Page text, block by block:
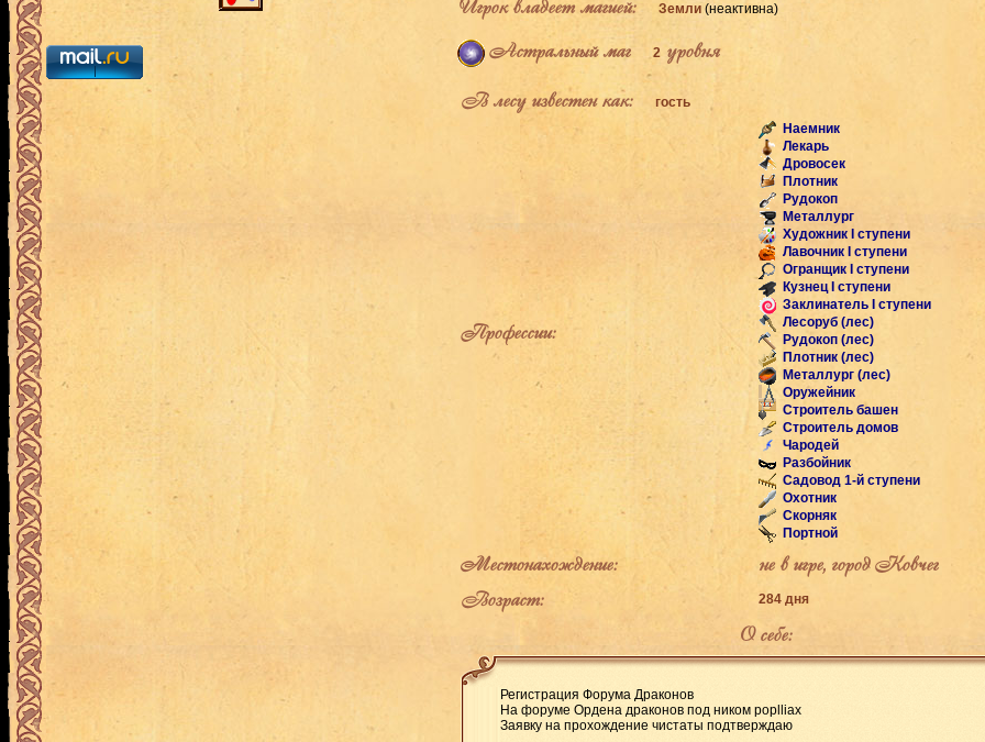
Игрок владеет магией: Земли (неактивна)
Астральный маг 2 уровня
В лесу известен как:
гость
Профессии:
Наемник
Лекарь
Дровосек
Плотник
Рудокоп
Металлург
Художник I ступени
Лавочник I ступени
Огранщик I ступени
Кузнец I ступени
Заклинатель I ступени
Лесоруб (лес)
Рудокоп (лес)
Плотник (лес)
Металлург (лес)
Оружейник
Строитель башен
Строитель домов
Чародей
Разбойник
Садовод 1-й ступени
Охотник
Скорняк
Портной
Местонахождение:
не в игре, город Ковчег
Возраст:
284 дня
О себе:
Регистрация Форума Драконов
На форуме Ордена драконов под ником poplliax
Заявку на прохождение чистаты подтверждаю